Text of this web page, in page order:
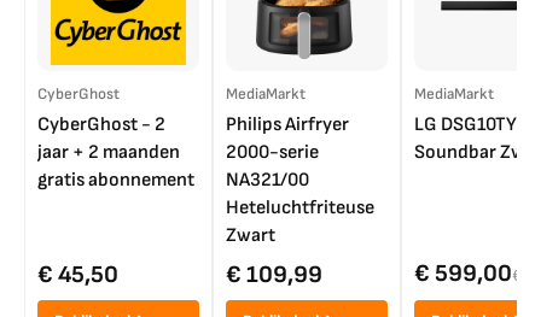
CyberGhost
CyberGhost - 2
jaar + 2 maanden
gratis abonnement
€ 45,50
MediaMarkt
Philips Airfryer
2000-serie
NA321/00
Heteluchtfriteuse
Zwart
€ 109,99
MediaMarkt
LG DSG10TY
Soundbar
€ 599,00€